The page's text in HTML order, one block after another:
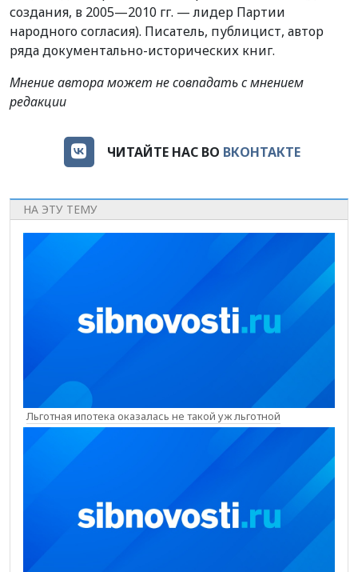
создания, в 2005—2010 гг. — лидер Партии
народного согласия). Писатель, публицист, автор
ряда документально-исторических книг.
Мнение автора может не совпадать с мнением
редакции
ЧИТАЙТЕ НАС ВО ВКОНТАКТЕ
НА ЭТУ ТЕМУ
Льготная ипотека оказалась не такой уж льготной